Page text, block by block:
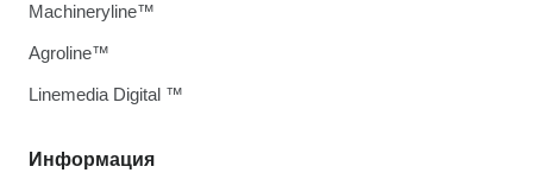
Информация
Machineryline™
Agroline™
Linemedia Digital ™